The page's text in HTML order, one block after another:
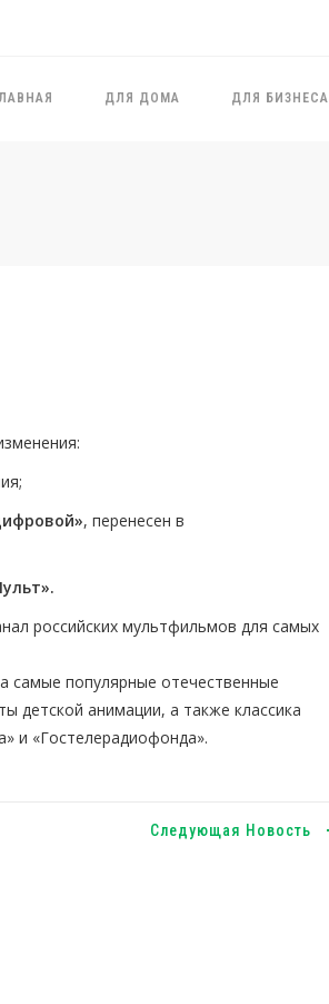
ДЛЯ ДОМА ДЛЯ БИЗНЕСА
, перенесен в
российских мультфильмов для самых
самые популярные отечественные
детской анимации, а также классика
и «Гостелерадиофонда».
Следующая Новость